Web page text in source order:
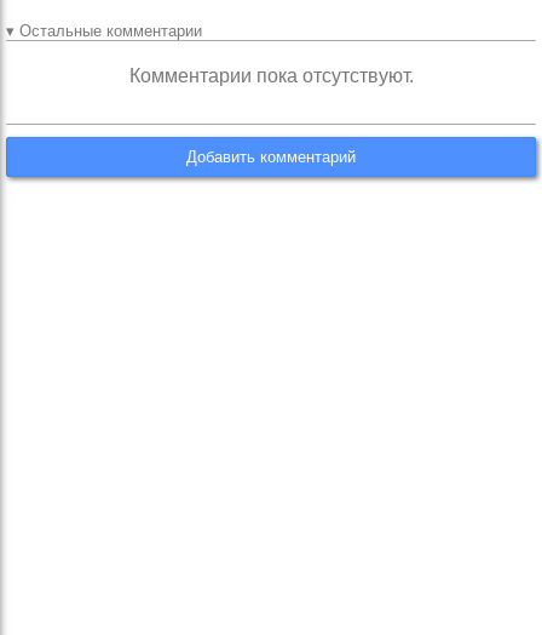
▾ Остальные комментарии
Комментарии пока отсутствуют.
Добавить комментарий